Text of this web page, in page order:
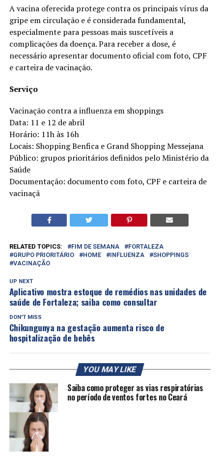
A vacina oferecida protege contra os principais vírus da
gripe em circulação e é considerada fundamental,
especialmente para pessoas mais suscetíveis a
complicações da doença. Para receber a dose, é
necessário apresentar documento oficial com foto, CPF
e carteira de vacinação.
Serviço
Vacinação contra a influenza em shoppings
Data: 11 e 12 de abril
Horário: 11h às 16h
Locais: Shopping Benfica e Grand Shopping Messejana
Público: grupos prioritários definidos pelo Ministério da
Saúde
Documentação: documento com foto, CPF e carteira de
vacinaçã
RELATED TOPICS: FIM DE SEMANA
FORTALEZA
GRUPO PRIORITÁRIO
HOME INFLUENZA
SHOPPINGS
VACINAÇÃO
UP NEXT
Aplicativo mostra estoque de remédios nas unidades de
saúde de Fortaleza; saiba como consultar
DON'T MISS
Chikungunya na gestação aumenta risco de
hospitalização de bebês
YOU MAY LIKE
Saiba como proteger as vias respiratórias
no período de ventos fortes no Ceará